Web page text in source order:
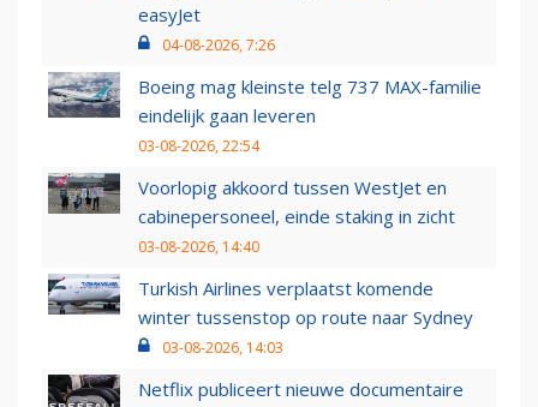
easyJet
04-08-2026, 7:26
Boeing mag kleinste telg 737 MAX-familie
eindelijk gaan leveren
03-08-2026, 22:54
Voorlopig akkoord tussen WestJet en
cabinepersoneel, einde staking in zicht
03-08-2026, 14:40
Turkish Airlines verplaatst komende
winter tussenstop op route naar Sydney
03-08-2026, 14:03
Netflix publiceert nieuwe documentaire